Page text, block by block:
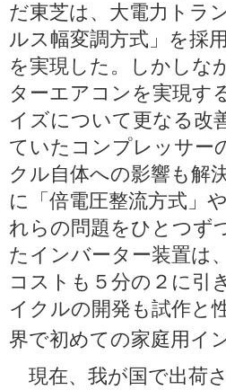
だ東芝は、大電力トラ
ルス幅変調方式」を採
を実現した。しかしな
ターエアコンを実現す
イズについて更なる改
ていたコンプレッサー
クル自体への影響も解
に「倍電圧整流方式」
れらの問題をひとつず
たインバーター装置は
コストも５分の２に引
イクルの開発も試作と
界で初めての家庭用イ
現在、我が国で出荷